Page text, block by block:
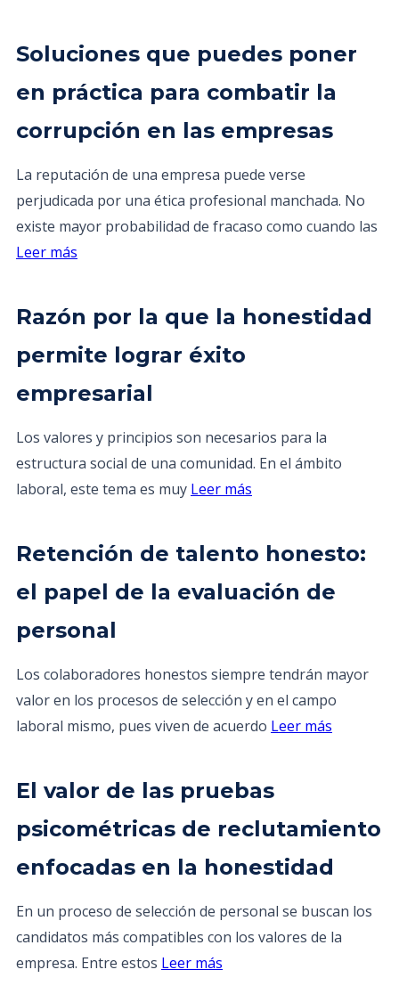
Soluciones que puedes poner
en práctica para combatir la
corrupción en las empresas
La reputación de una empresa puede verse
perjudicada por una ética profesional manchada. No
existe mayor probabilidad de fracaso como cuando las
Leer más
Razón por la que la honestidad
permite lograr éxito
empresarial
Los valores y principios son necesarios para la
estructura social de una comunidad. En el ámbito
laboral, este tema es muy Leer más
Retención de talento honesto:
el papel de la evaluación de
personal
Los colaboradores honestos siempre tendrán mayor
valor en los procesos de selección y en el campo
laboral mismo, pues viven de acuerdo Leer más
El valor de las pruebas
psicométricas de reclutamiento
enfocadas en la honestidad
En un proceso de selección de personal se buscan los
candidatos más compatibles con los valores de la
empresa. Entre estos Leer más